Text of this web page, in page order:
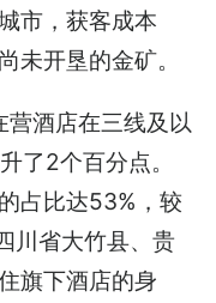
市，获客成本
未开垦的金矿。
酒店在三线及以
了2个百分点。
占比达53%，较
川省大竹县、贵
旗下酒店的身